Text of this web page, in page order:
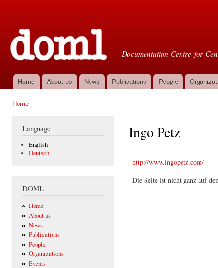
Documentation Centre for
Main menu
Home About us News Publications People
Home
Language
English
Deutsch
DOML
Home
About us
News
Publications
People
Organizations
Events
Ingo Petz
http://www.ingopetz.com/
Die Seite ist nicht ganz auf